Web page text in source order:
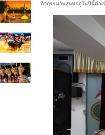
กิจกรรมวันสุนทรภู่ในปีนี้ดำเ